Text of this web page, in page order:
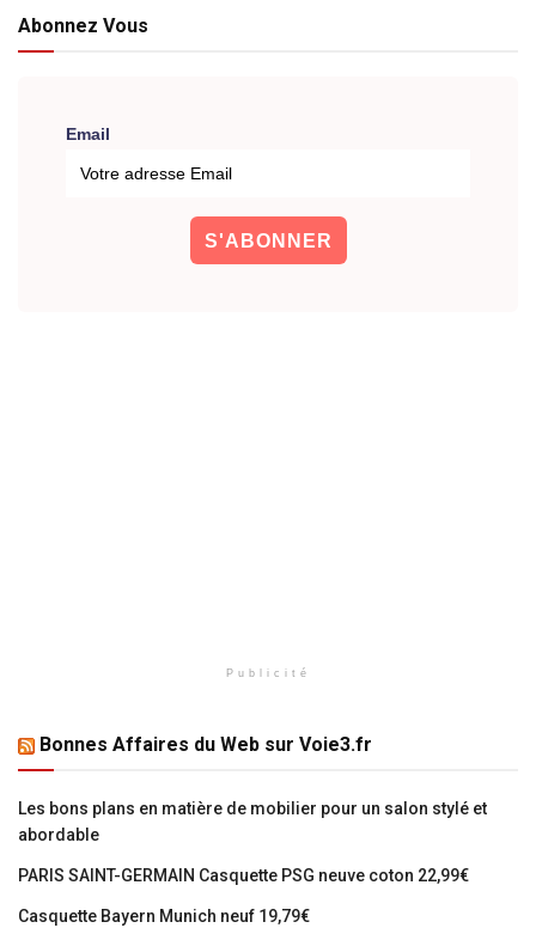
Abonnez Vous
Email
Publicité
Bonnes Affaires du Web sur Voie3.fr
Les bons plans en matière de mobilier pour un salon stylé et
abordable
PARIS SAINT-GERMAIN Casquette PSG neuve coton 22,99€
Casquette Bayern Munich neuf 19,79€